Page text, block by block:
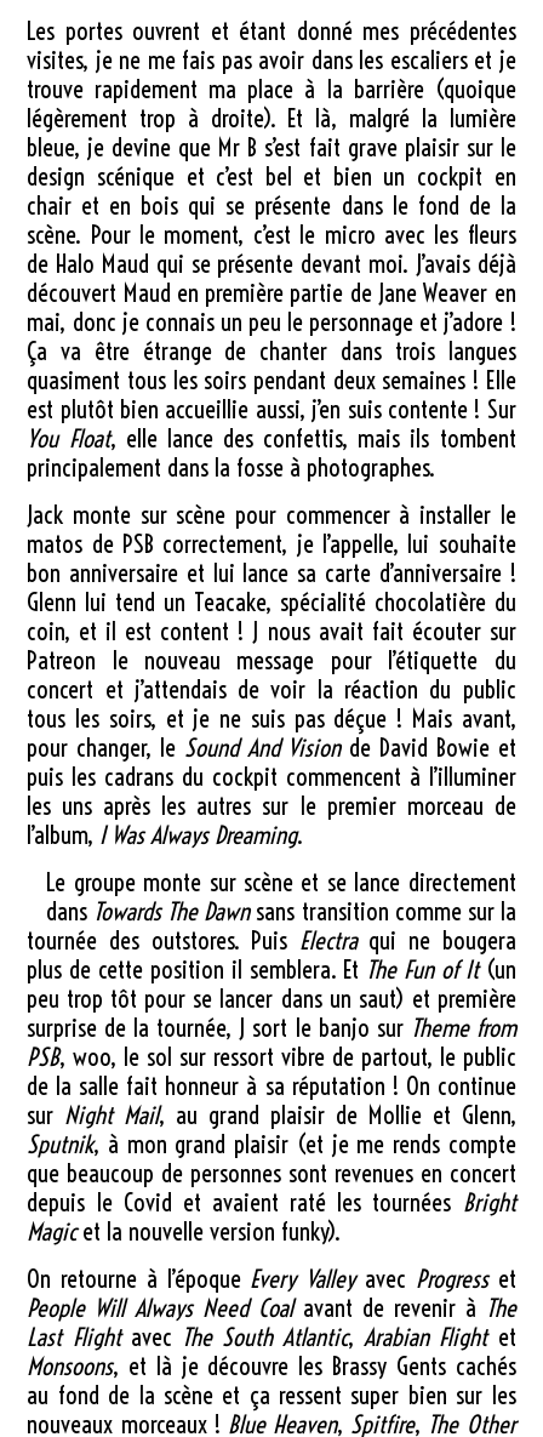
Les portes ouvrent et étant donné mes précédentes
visites, je ne me fais pas avoir dans les escaliers et je
trouve rapidement ma place à la barrière (quoique
légèrement trop à droite). Et là, malgré la lumière
bleue, je devine que Mr B s’est fait grave plaisir sur le
design scénique et c’est bel et bien un cockpit en
chair et en bois qui se présente dans le fond de la
scène. Pour le moment, c’est le micro avec les fleurs
de Halo Maud qui se présente devant moi. J’avais déjà
découvert Maud en première partie de Jane Weaver en
mai, donc je connais un peu le personnage et j’adore !
Ça va être étrange de chanter dans trois langues
quasiment tous les soirs pendant deux semaines ! Elle
est plutôt bien accueillie aussi, j’en suis contente ! Sur
You Float, elle lance des confettis, mais ils tombent
principalement dans la fosse à photographes.
Jack monte sur scène pour commencer à installer le
matos de PSB correctement, je l’appelle, lui souhaite
bon anniversaire et lui lance sa carte d’anniversaire !
Glenn lui tend un Teacake, spécialité chocolatière du
coin, et il est content ! J nous avait fait écouter sur
Patreon le nouveau message pour l’étiquette du
concert et j’attendais de voir la réaction du public
tous les soirs, et je ne suis pas déçue ! Mais avant,
pour changer, le Sound And Visionde David Bowie et
puis les cadrans du cockpit commencent à l’illuminer
les uns après les autres sur le premier morceau de
l’album, I Was Always Dreaming.
Le groupe monte sur scène et se lance directement
dans Towards The Dawnsans transition comme sur la
tournée des outstores. Puis Electraqui ne bougera
plus de cette position il semblera. Et The Fun of It(un
peu trop tôt pour se lancer dans un saut) et première
surprise de la tournée, J sort le banjo sur Theme from
PSB, woo, le sol sur ressort vibre de partout, le public
de la salle fait honneur à sa réputation ! On continue
sur Night Mail, au grand plaisir de Mollie et Glenn,
Sputnik, à mon grand plaisir (et je me rends compte
que beaucoup de personnes sont revenues en concert
depuis le Covid et avaient raté les tournées Bright
Magicet la nouvelle version funky).
On retourne à l’époque Every Valleyavec Progresset
People Will Always Need Coalavant de revenir à The
Last Flightavec The South Atlantic,Arabian Flightet
Monsoons, et là je découvre les Brassy Gents cachés
au fond de la scène et ça ressent super bien sur les
nouveaux morceaux ! Blue Heaven, Spitfire, The Other